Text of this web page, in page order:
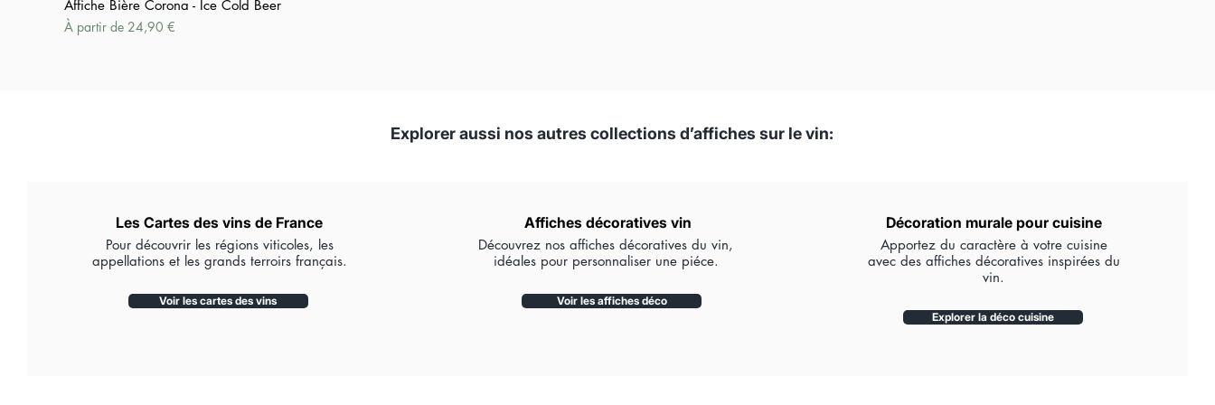
Affiche Bière Corona - Ice Cold Beer
À partir de 24,90 €
Prix promotionnel
Explorer aussi nos autres collections d’affiches sur le vin:
Les Cartes des vins de France
Pour découvrir les régions viticoles, les
appellations et les grands terroirs français.
Voir les cartes des vins
Affiches décoratives vin
Découvrez nos affiches décoratives du vin,
idéales pour personnaliser une piéce.
Voir les affiches déco
Décoration murale pour cuisine
Apportez du caractère à votre cuisine
avec des affiches décoratives inspirées du
vin.
Explorer la déco cuisine